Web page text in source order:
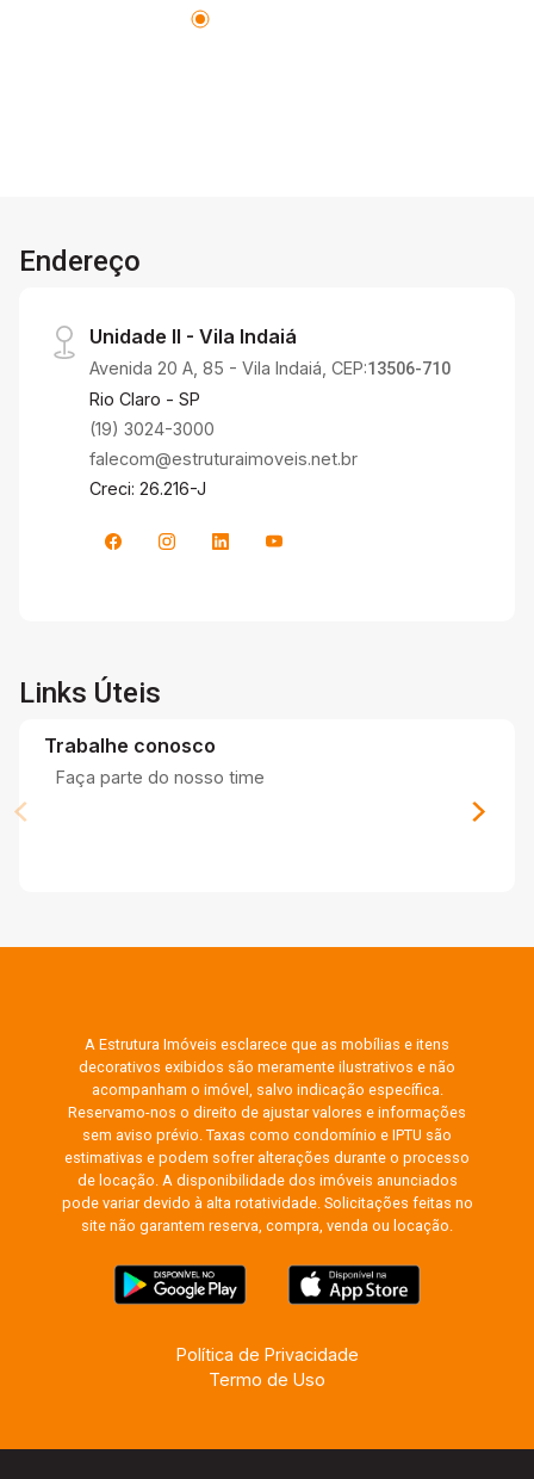
Endereço
Unidade II - Vila Indaiá
Avenida 20 A, 85 - Vila Indaiá, CEP:13506-710
Rio Claro - SP
(19) 3024-3000
falecom@estruturaimoveis.net.br
Creci: 26.216-J
Links Úteis
Trabalhe conosco
Faça parte do nosso time
A Estrutura Imóveis esclarece que as mobílias e itens
decorativos exibidos são meramente ilustrativos e não
acompanham o imóvel, salvo indicação específica.
Reservamo-nos o direito de ajustar valores e informações
sem aviso prévio. Taxas como condomínio e IPTU são
estimativas e podem sofrer alterações durante o processo
de locação. A disponibilidade dos imóveis anunciados
pode variar devido à alta rotatividade. Solicitações feitas no
site não garantem reserva, compra, venda ou locação.
Política de Privacidade
Termo de Uso